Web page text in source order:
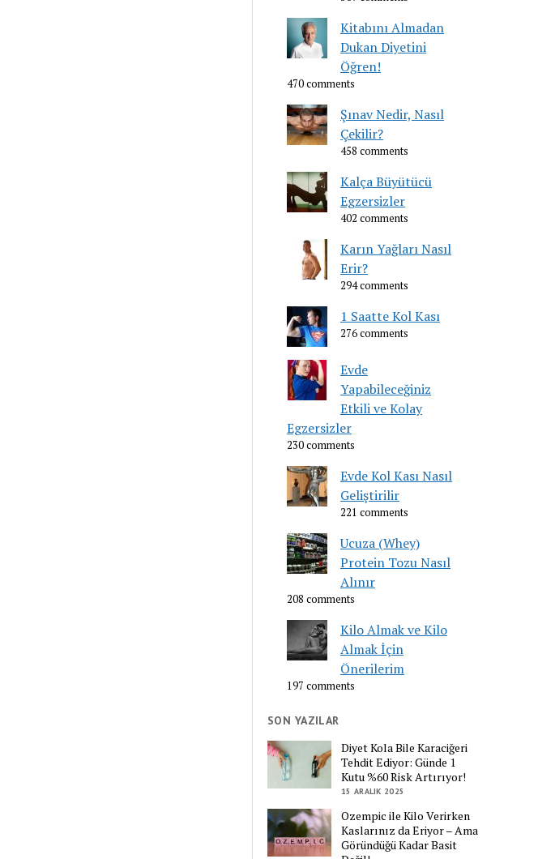
Kitabını Almadan
Dukan Diyetini
Öğren!
470 comments
Şınav Nedir, Nasıl
Çekilir?
458 comments
Kalça Büyütücü
Egzersizler
402 comments
Karın Yağları Nasıl
Erir?
294 comments
1 Saatte Kol Kası
276 comments
Evde
Yapabileceğiniz
Etkili ve Kolay
Egzersizler
230 comments
Evde Kol Kası Nasıl
Geliştirilir
221 comments
Ucuza (Whey)
Protein Tozu Nasıl
Alınır
208 comments
Kilo Almak ve Kilo
Almak İçin
Önerilerim
197 comments
SON YAZILAR
Diyet Kola Bile Karaciğeri
Tehdit Ediyor: Günde 1
Kutu %60 Risk Artırıyor!
15 ARALIK 2025
Ozempic ile Kilo Verirken
Kaslarınız da Eriyor – Ama
Göründüğü Kadar Basit